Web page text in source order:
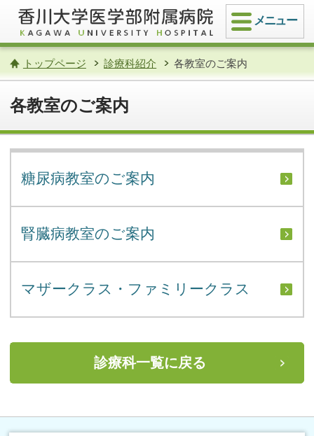
メニュー
トップページ 診療科紹介 各教室のご案内
各教室のご案内
糖尿病教室のご案内
腎臓病教室のご案内
マザークラス・ファミリークラス
診療科一覧に戻る